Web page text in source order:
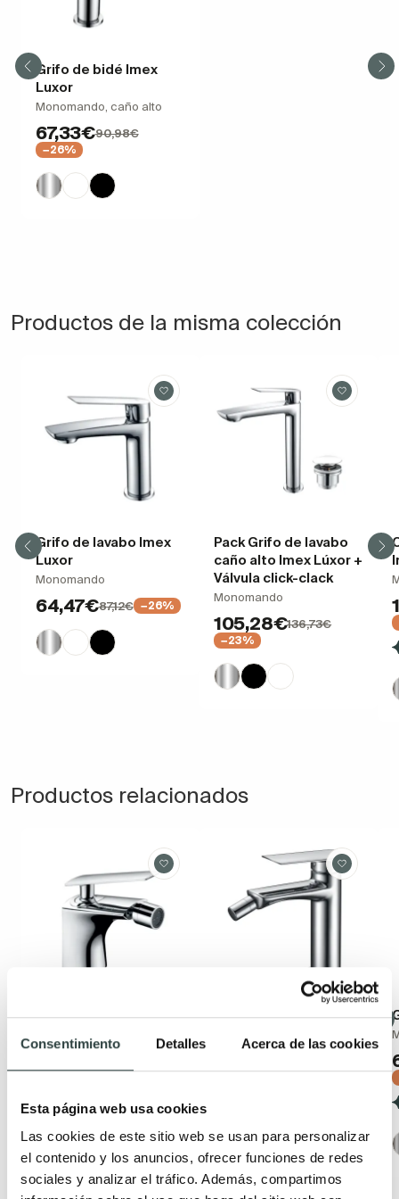
Consentimiento Detalles Acerca de las cookies
Esta página web usa cookies
Las cookies de este sitio web se usan para personalizar
el contenido y los anuncios, ofrecer funciones de redes
sociales y analizar el tráfico. Además, compartimos
Grifo de bidé Imex
Luxor
Monomando, caño alto
67,33€90,98€
−26%
Productos de la misma colección
Grifo de lavabo Imex
Luxor
Monomando
64,47€87,12€ −26%
Pack Grifo de lavabo
caño alto Imex Lúxor +
Válvula click-clack
Monomando
105,28€136,73€
−23%
Productos relacionados
Grifo de bidé Imex
Cromado, monomando
60,41€
(1)
Grifo de bidé Imex
Monomando
65,02€